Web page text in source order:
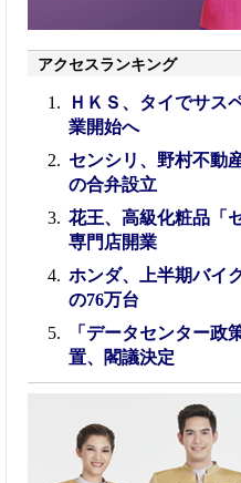
アクセスランキング
ＨＫＳ、タイでサス
業開始へ
センシリ、野村不動
の合弁設立
花王、高級化粧品「
専門店開業
ホンダ、上半期バイ
の76万台
「データセンター政
置、閣議決定